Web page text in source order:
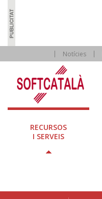
Notícies
RECURSOS
I SERVEIS